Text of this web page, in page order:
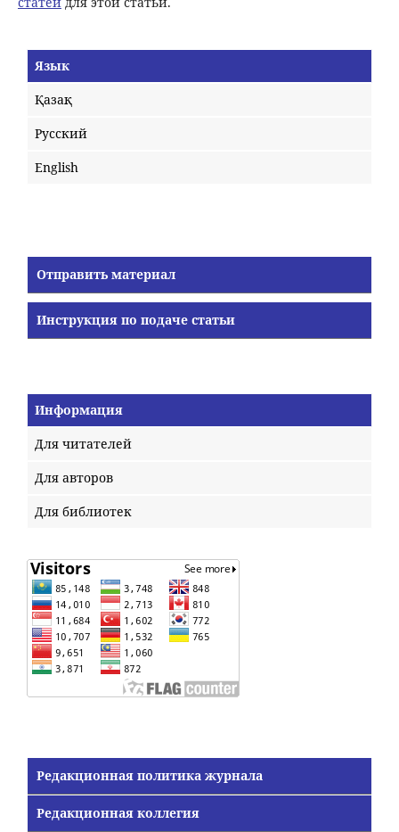
Язык
Қазақ
Русский
English
Отправить материал
Инструкция по подаче статьи
Информация
Для читателей
Для авторов
Для библиотек
Редакционная политика журнала
Редакционная коллегия